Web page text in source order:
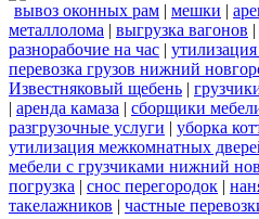
вывоз оконных рам | мешки |
металлолома | выгрузка вагонов |
разнорабочие на час |
перевозка грузов нижний
Известняковый щебень |
| аренда камаза | сборщики
разгрузочные услуги | уборка
утилизация межкомнатных
мебели с грузчиками нижний
погрузка | снос перегородок |
такелажников | частные